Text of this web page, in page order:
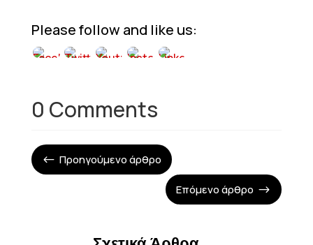
Please follow and like us:
0 Comments
# Προηγούμενο άρθρο
Επόμενο άρθρο $